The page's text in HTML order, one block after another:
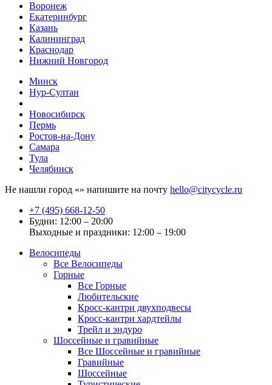
Воронеж
Екатеринбург
Казань
Калининград
Краснодар
Нижний Новгород
Минск
Нур-Султан
Новосибирск
Пермь
Ростов-на-Дону
Самара
Тула
Челябинск
Не нашли город «» напишите на почту hello@citycycle.ru
+7 (495) 668-12-50
Будни: 12:00 – 20:00
Выходные и праздники: 12:00 – 19:00
Велосипеды
Все Велосипеды
Горные
Все Горные
Любительские
Кросс-кантри двухподвесы
Кросс-кантри хардтейлы
Трейл и эндуро
Шоссейные и гравийные
Все Шоссейные и гравийные
Гравийные
Шоссейные